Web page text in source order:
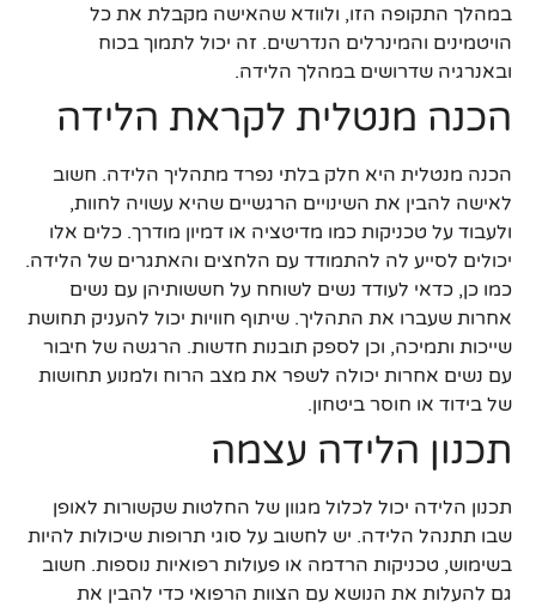
במהלך התקופה הזו, ולוודא שהאישה מקבלת את כל
הויטמינים והמינרלים הנדרשים. זה יכול לתמוך בכוח
ובאנרגיה שדרושים במהלך הלידה.
הכנה מנטלית לקראת הלידה
הכנה מנטלית היא חלק בלתי נפרד מתהליך הלידה. חשוב
לאישה להבין את השינויים הרגשיים שהיא עשויה לחוות,
ולעבוד על טכניקות כמו מדיטציה או דמיון מודרך. כלים אלו
יכולים לסייע לה להתמודד עם הלחצים והאתגרים של הלידה.
כמו כן, כדאי לעודד נשים לשוחח על חששותיהן עם נשים
אחרות שעברו את התהליך. שיתוף חוויות יכול להעניק תחושת
שייכות ותמיכה, וכן לספק תובנות חדשות. הרגשה של חיבור
עם נשים אחרות יכולה לשפר את מצב הרוח ולמנוע תחושות
של בידוד או חוסר ביטחון.
תכנון הלידה עצמה
תכנון הלידה יכול לכלול מגוון של החלטות שקשורות לאופן
שבו תתנהל הלידה. יש לחשוב על סוגי תרופות שיכולות להיות
בשימוש, טכניקות הרדמה או פעולות רפואיות נוספות. חשוב
גם להעלות את הנושא עם הצוות הרפואי כדי להבין את